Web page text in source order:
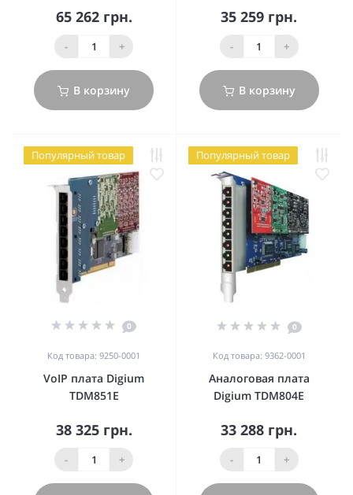
65 262 грн.
- +
В корзину
35 259 грн.
- +
В корзину
Популярный товар
0
Код товара: 9250-0001
VoIP плата Digium
TDM851E
38 325 грн.
- +
Популярный товар
0
Код товара: 9362-0001
Аналоговая плата
Digium TDM804E
33 288 грн.
- +